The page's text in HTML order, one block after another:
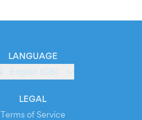
LANGUAGE
English (GB)
LEGAL
Terms of Service